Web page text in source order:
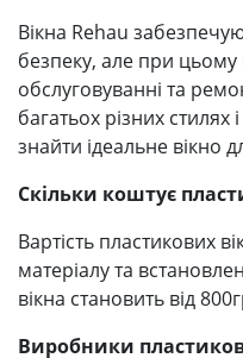
Вікна Rehau
безпеку, але при цьому
обслуговуванні та
багатьох різних
знайти ідеальне вікно
Скільки коштує
Вартість пластикових
матеріалу та
вікна становить від
Виробники